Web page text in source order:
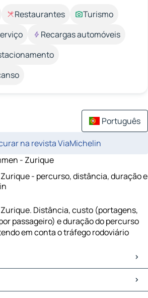
Restaurantes
Turismo
Recargas automóveis
Português
na revista ViaMichelin
- Zurique
- percurso, distância, duração e
Distância, custo (portagens,
passageiro) e duração do percurso
em conta o tráfego rodoviário